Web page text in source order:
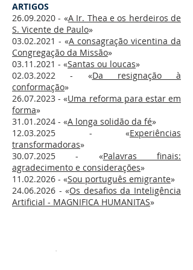
ARTIGOS
26.09.2020 - «A Ir. Thea e os herdeiros de
S. Vicente de Paulo»
03.02.2021 - «A consagração vicentina da
Congregação da Missão»
03.11.2021 - «Santas ou loucas»
02.03.2022 - «Da resignação à
conformação»
26.07.2023 - «Uma reforma para estar em
forma»
31.01.2024 - «A longa solidão da fé»
12.03.2025 - «Experiências
transformadoras»
​30.07.2025 - «Palavras finais:
agradecimento e considerações»
11.02.2026 - «Sou português emigrante»
24.06.2026 - «Os desafios da Inteligência
Artificial - MAGNIFICA HUMANITAS»